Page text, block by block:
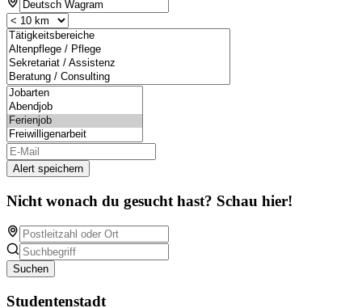
Alert speichern
Nicht wonach du gesucht hast? Schau hier!
Suchen
Studentenstadt